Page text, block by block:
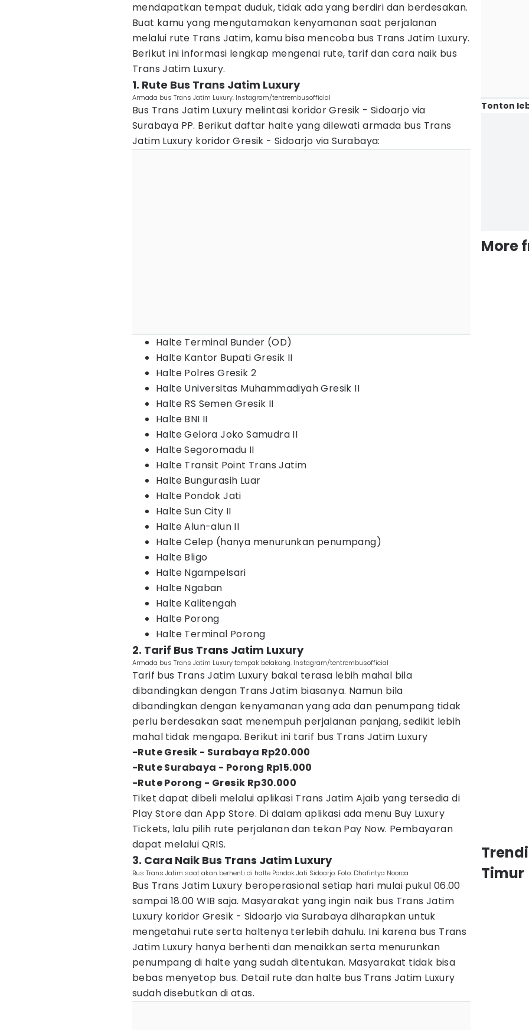
mendapatkan tempat duduk, tidak ada yang berdiri dan berdesakan.
Buat kamu yang mengutamakan kenyamanan saat perjalanan
melalui rute Trans Jatim, kamu bisa mencoba bus Trans Jatim Luxury.
Berikut ini informasi lengkap mengenai rute, tarif dan cara naik bus
Trans Jatim Luxury.
1. Rute Bus Trans Jatim Luxury
Armada bus Trans Jatim Luxury. Instagram/tentrembusofficial
Bus Trans Jatim Luxury melintasi koridor Gresik - Sidoarjo via
Surabaya PP. Berikut daftar halte yang dilewati armada bus Trans
Jatim Luxury koridor Gresik - Sidoarjo via Surabaya:
Halte Terminal Bunder (OD)
Halte Kantor Bupati Gresik II
Halte Polres Gresik 2
Halte Universitas Muhammadiyah Gresik II
Halte RS Semen Gresik II
Halte BNI II
Halte Gelora Joko Samudra II
Halte Segoromadu II
Halte Transit Point Trans Jatim
Halte Bungurasih Luar
Halte Pondok Jati
Halte Sun City II
Halte Alun-alun II
Halte Celep (hanya menurunkan penumpang)
Halte Bligo
Halte Ngampelsari
Halte Ngaban
Halte Kalitengah
Halte Porong
Halte Terminal Porong
2. Tarif Bus Trans Jatim Luxury
Armada bus Trans Jatim Luxury tampak belakang. Instagram/tentrembusofficial
Tarif bus Trans Jatim Luxury bakal terasa lebih mahal bila
dibandingkan dengan Trans Jatim biasanya. Namun bila
dibandingkan dengan kenyamanan yang ada dan penumpang tidak
perlu berdesakan saat menempuh perjalanan panjang, sedikit lebih
mahal tidak mengapa. Berikut ini tarif bus Trans Jatim Luxury
-Rute Gresik - Surabaya Rp20.000
-Rute Surabaya - Porong Rp15.000
-Rute Porong - Gresik Rp30.000
Tiket dapat dibeli melalui aplikasi Trans Jatim Ajaib yang tersedia di
Play Store dan App Store. Di dalam aplikasi ada menu Buy Luxury
Tickets, lalu pilih rute perjalanan dan tekan Pay Now. Pembayaran
dapat melalui QRIS.
3. Cara Naik Bus Trans Jatim Luxury
Bus Trans Jatim saat akan berhenti di halte Pondok Jati Sidoarjo. Foto: Dhafintya Noorca
Bus Trans Jatim Luxury beroperasional setiap hari mulai pukul 06.00
sampai 18.00 WIB saja. Masyarakat yang ingin naik bus Trans Jatim
Luxury koridor Gresik - Sidoarjo via Surabaya diharapkan untuk
mengetahui rute serta haltenya terlebih dahulu. Ini karena bus Trans
Jatim Luxury hanya berhenti dan menaikkan serta menurunkan
penumpang di halte yang sudah ditentukan. Masyarakat tidak bisa
bebas menyetop bus. Detail rute dan halte bus Trans Jatim Luxury
sudah disebutkan di atas.
Tonton
More
Timur